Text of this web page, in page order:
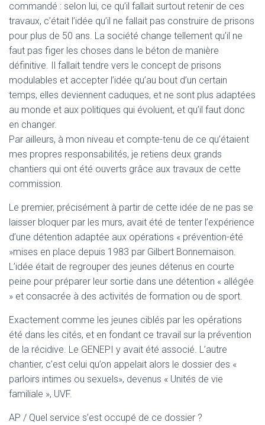
commandé : selon lui, ce qu’il fallait surtout retenir de ces
travaux, c’était l’idée qu’il ne fallait pas construire de prisons
pour plus de 50 ans. La société change tellement qu’il ne
faut pas figer les choses dans le béton de manière
définitive. Il fallait tendre vers le concept de prisons
modulables et accepter l’idée qu’au bout d’un certain
temps, elles deviennent caduques, et ne sont plus adaptées
au monde et aux politiques qui évoluent, et qu’il faut donc
en changer.
Par ailleurs, à mon niveau et compte-tenu de ce qu’étaient
mes propres responsabilités, je retiens deux grands
chantiers qui ont été ouverts grâce aux travaux de cette
commission.
Le premier, précisément à partir de cette idée de ne pas se
laisser bloquer par les murs, avait été de tenter l’expérience
d’une détention adaptée aux opérations « prévention-été
»mises en place depuis 1983 par Gilbert Bonnemaison.
L’idée était de regrouper des jeunes détenus en courte
peine pour préparer leur sortie dans une détention « allégée
» et consacrée à des activités de formation ou de sport.
Exactement comme les jeunes ciblés par les opérations
été dans les cités, et en fondant ce travail sur la prévention
de la récidive. Le GENEPI y avait été associé. L’autre
chantier, c’est celui qu’on appelait alors le dossier des «
parloirs intimes ou sexuels», devenus « Unités de vie
familiale », UVF.
AP / Quel service s’est occupé de ce dossier ?